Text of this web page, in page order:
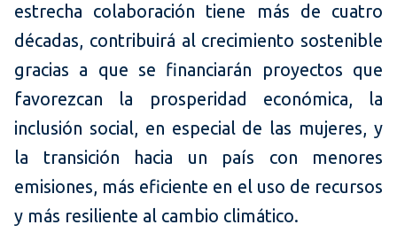
estrecha colaboración tiene más de cuatro
décadas, contribuirá al crecimiento sostenible
gracias a que se financiarán proyectos que
favorezcan la prosperidad económica, la
inclusión social, en especial de las mujeres, y
la transición hacia un país con menores
emisiones, más eficiente en el uso de recursos
y más resiliente al cambio climático.